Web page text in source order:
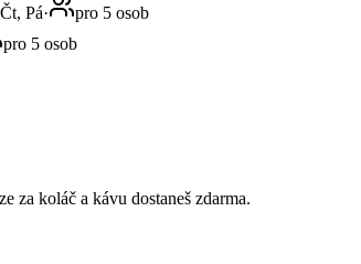
Pá·
pro 5 osob
pro 5 osob
za koláč a kávu dostaneš zdarma.